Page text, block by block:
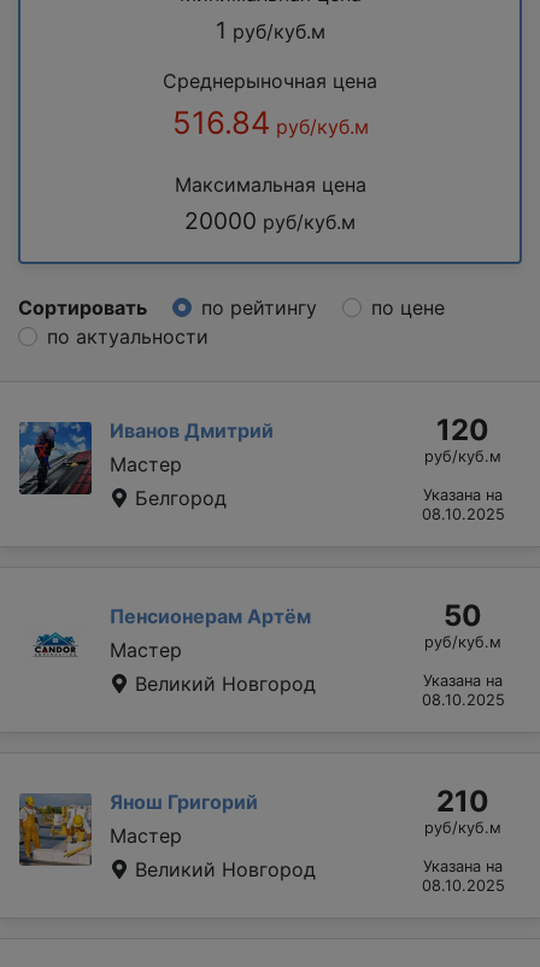
1 руб/куб.м
Среднерыночная цена
516.84 руб/куб.м
Максимальная цена
20000 руб/куб.м
Сортировать по рейтингу
по цене
по актуальности
Иванов Дмитрий
Мастер
Белгород
120
руб/куб.м
Указана на
08.10.2025
Пенсионерам Артём
Мастер
Великий Новгород
50
руб/куб.м
Указана на
08.10.2025
Янош Григорий
Мастер
Великий Новгород
210
руб/куб.м
Указана на
08.10.2025